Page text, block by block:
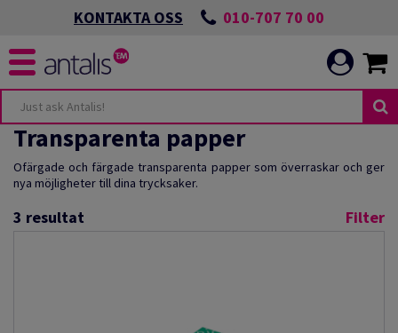
KONTAKTA OSS 010-707 70 00
Transparenta papper
Ofärgade och färgade transparenta papper som överraskar och ger
nya möjligheter till dina trycksaker.
3 resultat Filter